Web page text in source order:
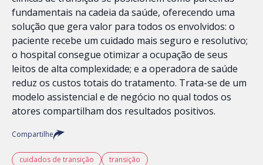
fundamentais na cadeia da saúde, oferecendo uma
solução que gera valor para todos os envolvidos: o
paciente recebe um cuidado mais seguro e resolutivo;
o hospital consegue otimizar a ocupação de seus
leitos de alta complexidade; e a operadora de saúde
reduz os custos totais do tratamento. Trata-se de um
modelo assistencial e de negócio no qual todos os
atores compartilham dos resultados positivos.
Compartilhe
cuidados de transição transição